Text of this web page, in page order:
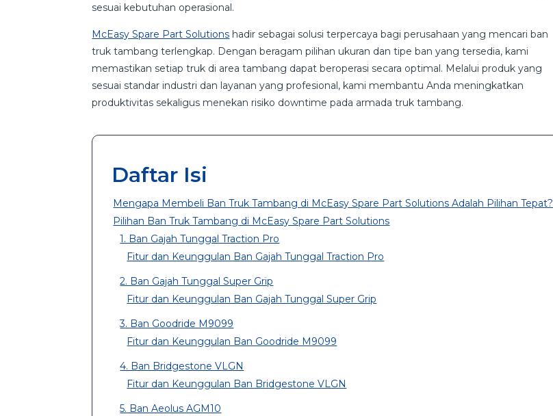
sesuai kebutuhan operasional.
McEasy Spare Part Solutions hadir sebagai solusi terpercaya bagi perusahaan yang mencari ban
truk tambang terlengkap. Dengan beragam pilihan ukuran dan tipe ban yang tersedia, kami
memastikan setiap truk di area tambang dapat beroperasi secara optimal. Melalui produk yang
sesuai standar industri dan layanan yang profesional, kami membantu Anda meningkatkan
produktivitas sekaligus menekan risiko downtime pada armada truk tambang.
Daftar Isi
Mengapa Membeli Ban Truk Tambang di McEasy Spare Part Solutions Adalah Pilihan Tepat?
Pilihan Ban Truk Tambang di McEasy Spare Part Solutions
1. Ban Gajah Tunggal Traction Pro
Fitur dan Keunggulan Ban Gajah Tunggal Traction Pro
2. Ban Gajah Tunggal Super Grip
Fitur dan Keunggulan Ban Gajah Tunggal Super Grip
3. Ban Goodride M9099
Fitur dan Keunggulan Ban Goodride M9099
4. Ban Bridgestone VLGN
Fitur dan Keunggulan Ban Bridgestone VLGN
5. Ban Aeolus AGM10